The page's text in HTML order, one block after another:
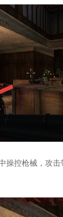
操控枪械，攻